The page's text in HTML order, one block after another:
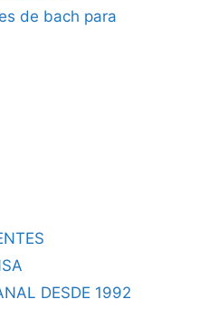
de bach para
DESDE 1992